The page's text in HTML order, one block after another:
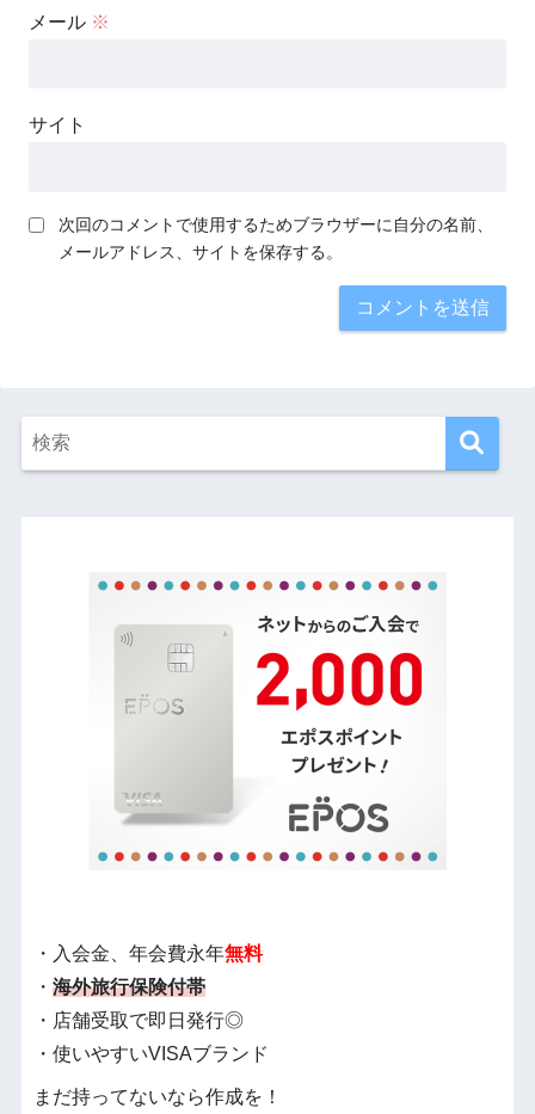
メール ※
サイト
次回のコメントで使用するためブラウザーに自分の名前、
メールアドレス、サイトを保存する。
・入会金、年会費永年無料
・ 海外旅行保険付帯
・店舗受取で即日発行◎
・使いやすいVISAブランド
まだ持ってないなら作成を！